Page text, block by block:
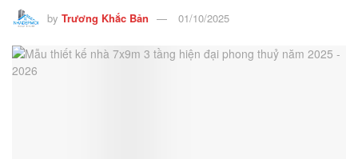
by Trương Khắc Bản 01/10/2025